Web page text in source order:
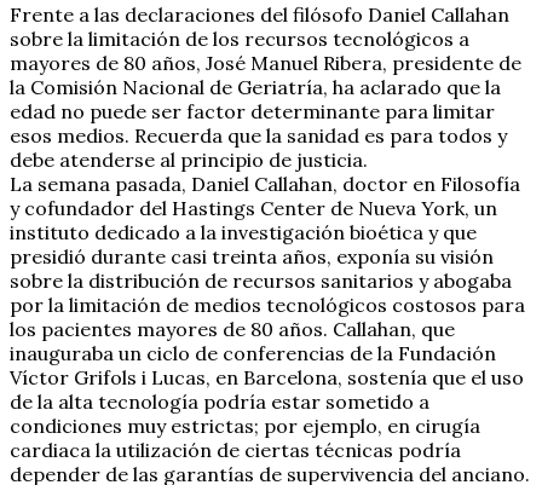
Frente a las declaraciones del filósofo Daniel Callahan
sobre la limitación de los recursos tecnológicos a
mayores de 80 años, José Manuel Ribera, presidente de
la Comisión Nacional de Geriatría, ha aclarado que la
edad no puede ser factor determinante para limitar
esos medios. Recuerda que la sanidad es para todos y
debe atenderse al principio de justicia.
La semana pasada, Daniel Callahan, doctor en Filosofía
y cofundador del Hastings Center de Nueva York, un
instituto dedicado a la investigación bioética y que
presidió durante casi treinta años, exponía su visión
sobre la distribución de recursos sanitarios y abogaba
por la limitación de medios tecnológicos costosos para
los pacientes mayores de 80 años. Callahan, que
inauguraba un ciclo de conferencias de la Fundación
Víctor Grifols i Lucas, en Barcelona, sostenía que el uso
de la alta tecnología podría estar sometido a
condiciones muy estrictas; por ejemplo, en cirugía
cardiaca la utilización de ciertas técnicas podría
depender de las garantías de supervivencia del anciano.